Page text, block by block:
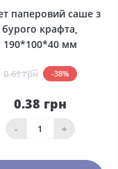
паперовий саше з
бурого крафта,
190*100*40 мм
0.61 грн -38%
0.38 грн
- +